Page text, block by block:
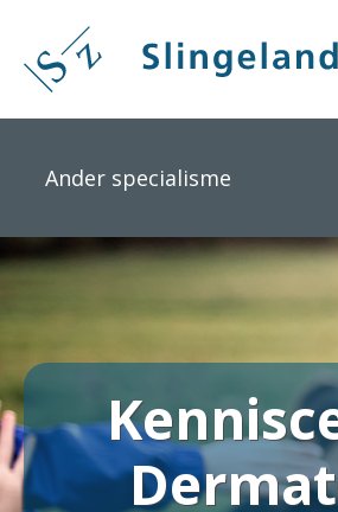
naar
Ander specialisme